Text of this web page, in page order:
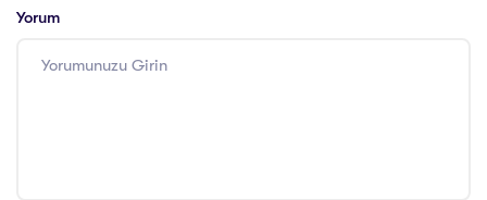
Yorum